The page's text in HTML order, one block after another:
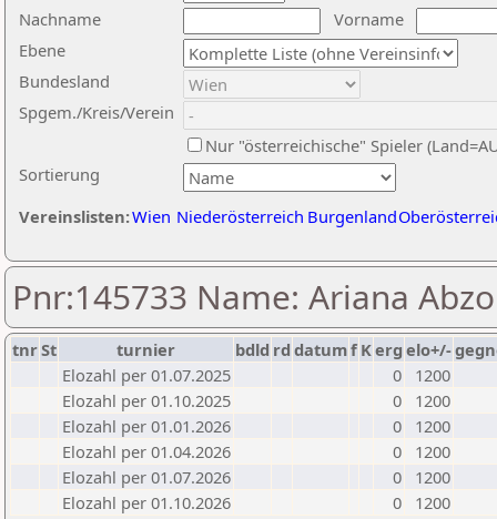
Nachname
Vorname
Ebene
Sortierung
Bundesland
Spgem./Kreis/Verein
Nur "österreichische" Spieler
Vereinslisten:Wien Niederösterreich Burgenland
Pnr:145733 Name: Ariana
tnrSt turnier bdld rd datumf Kerg elo+/-
Elozahl per 01.07.2025
0
1200
Elozahl per 01.10.2025
0
1200
Elozahl per 01.01.2026
0
1200
Elozahl per 01.04.2026
0
1200
Elozahl per 01.07.2026
0
1200
Elozahl per 01.10.2026
0 1200